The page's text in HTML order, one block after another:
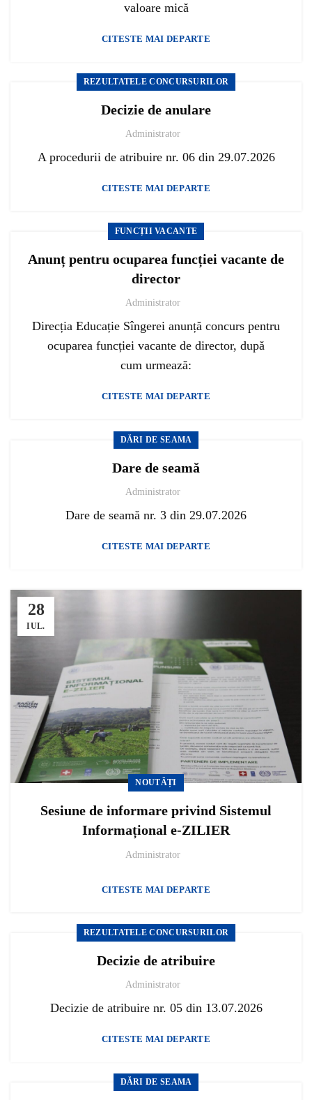
valoare mică
CITESTE MAI DEPARTE
REZULTATELE CONCURSURILOR
Decizie de anulare
Administrator
A procedurii de atribuire nr. 06 din 29.07.2026
CITESTE MAI DEPARTE
FUNCȚII VACANTE
Anunț pentru ocuparea funcției vacante de
director
Administrator
Direcția Educație Sîngerei anunță concurs pentru
ocuparea funcției vacante de director, după
cum urmează:
CITESTE MAI DEPARTE
DĂRI DE SEAMA
Dare de seamă
Administrator
Dare de seamă nr. 3 din 29.07.2026
CITESTE MAI DEPARTE
28
IUL.
NOUTĂȚI
Sesiune de informare privind Sistemul
Informațional e-ZILIER
Administrator
CITESTE MAI DEPARTE
REZULTATELE CONCURSURILOR
Decizie de atribuire
Administrator
Decizie de atribuire nr. 05 din 13.07.2026
CITESTE MAI DEPARTE
DĂRI DE SEAMA